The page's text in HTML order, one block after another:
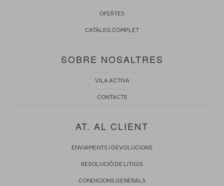
OFERTES
CATÀLEG COMPLET
SOBRE NOSALTRES
VILA ACTIVA
CONTACTE
AT. AL CLIENT
ENVIAMENTS I DEVOLUCIONS
RESOLUCIÓ DE LITIGIS
CONDICIONS GENERALS